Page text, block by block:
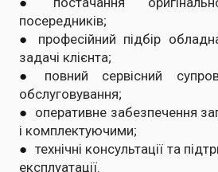
посередників;
● професійний підбір
задачі клієнта;
● повний сервісний
обслуговування;
● оперативне забезпечення
і комплектуючими;
● технічні консультації та
експлуатації.